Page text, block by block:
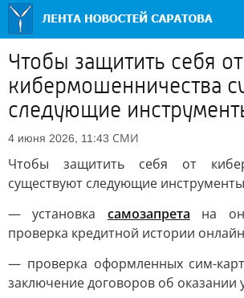
Чтобы защитить себя от
кибермошенничества
следующие
4 июня 2026, 11:43 СМИ
Чтобы защитить себя от
существуют следующие
— установка самозапрета на
проверка кредитной истории
— проверка оформленных сим-
заключение договоров об оказании